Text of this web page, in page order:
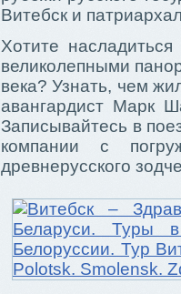
Витебск и
Хотите
великолепными
века? Узнать, чем
авангардист Марк
Записывайтесь в
компании с
древнерусского